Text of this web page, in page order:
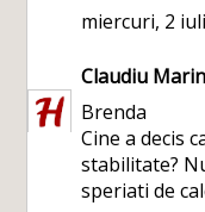
miercuri, 2
Claudiu Marin
Brenda
Cine a decis
stabilitate?
speriati de